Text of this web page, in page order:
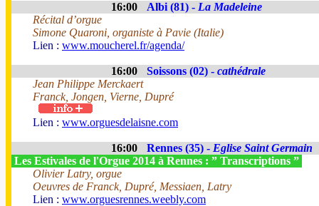
16:00 Albi (81) - La Madeleine
Récital d’orgue
Simone Quaroni, organiste à Pavie (Italie)
Lien : www.moucherel.fr/agenda/
16:00 Soissons (02) - cathédrale
Jean Philippe Merckaert
Franck, Jongen, Vierne, Dupré
Lien : www.orguesdelaisne.com
16:00 Rennes (35) - Eglise Saint Germain
Les Estivales de l'Orgue 2014 à Rennes : ” Transcriptions ”
Olivier Latry, orgue
Oeuvres de Franck, Dupré, Messiaen, Latry
Lien : www.orguesrennes.weebly.com